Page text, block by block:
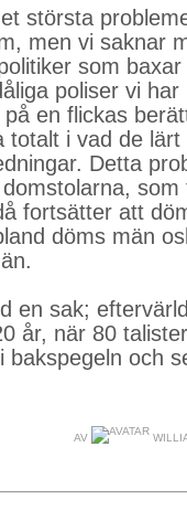
största
men vi saknar
som
poliser vi har
en flickas
totalt i vad de lärt
Detta
fortsätter att
döms män
en sak;
år, när 80
och
AV